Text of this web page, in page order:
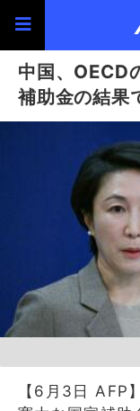
中国、OECD
補助金の結果
【6月3日 AFP